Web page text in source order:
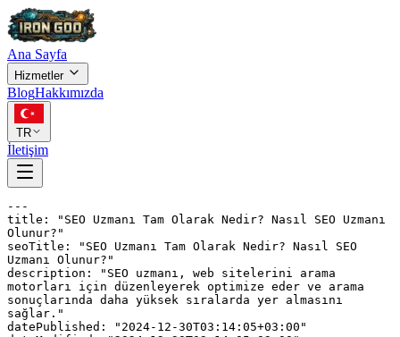
Ana Sayfa
Hizmetler
BlogHakkımızda
TR
İletişim
---
title: "SEO Uzmanı Tam Olarak Nedir? Nasıl SEO Uzmanı
Olunur?"
seoTitle: "SEO Uzmanı Tam Olarak Nedir? Nasıl SEO
Uzmanı Olunur?"
description: "SEO uzmanı, web sitelerini arama
motorları için düzenleyerek optimize eder ve arama
sonuçlarında daha yüksek sıralarda yer almasını
sağlar."
datePublished: "2024-12-30T03:14:05+03:00"